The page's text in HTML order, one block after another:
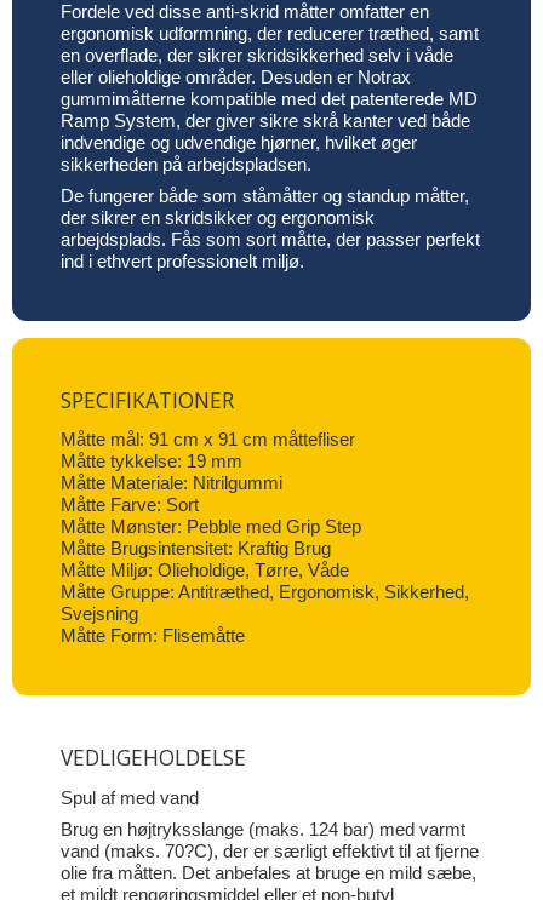
Fordele ved disse anti-skrid måtter omfatter en
ergonomisk udformning, der reducerer træthed, samt
en overflade, der sikrer skridsikkerhed selv i våde
eller olieholdige områder. Desuden er Notrax
gummimåtterne kompatible med det patenterede MD
Ramp System, der giver sikre skrå kanter ved både
indvendige og udvendige hjørner, hvilket øger
sikkerheden på arbejdspladsen.
De fungerer både som ståmåtter og standup måtter,
der sikrer en skridsikker og ergonomisk
arbejdsplads. Fås som sort måtte, der passer perfekt
ind i ethvert professionelt miljø.
SPECIFIKATIONER
Måtte mål: 91 cm x 91 cm måttefliser
Måtte tykkelse: 19 mm
Måtte Materiale: Nitrilgummi
Måtte Farve: Sort
Måtte Mønster: Pebble med Grip Step
Måtte Brugsintensitet: Kraftig Brug
Måtte Miljø: Olieholdige, Tørre, Våde
Måtte Gruppe: Antitræthed, Ergonomisk, Sikkerhed,
Svejsning
Måtte Form: Flisemåtte
VEDLIGEHOLDELSE
Spul af med vand
Brug en højtryksslange (maks. 124 bar) med varmt
vand (maks. 70?C), der er særligt effektivt til at fjerne
olie fra måtten. Det anbefales at bruge en mild sæbe,
et mildt rengøringsmiddel eller et non-butyl